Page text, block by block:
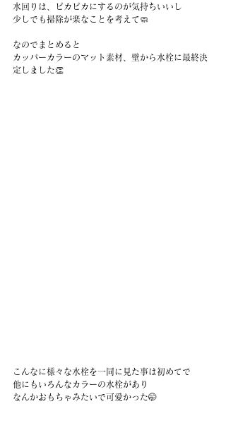
水回りは、ピカピカにするのが気持ちいいし
少しでも掃除が楽なことを考えて🧼
なのでまとめると
カッパーカラーのマット素材、壁から水栓に最終決
定しました👏
こんなに様々な水栓を一同に見た事は初めてで
他にもいろんなカラーの水栓があり
なんかおもちゃみたいで可愛かった🤭